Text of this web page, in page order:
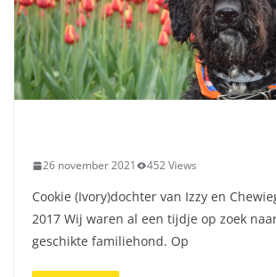
26 november 2021 452 Views
Cookie (Ivory)dochter van Izzy en
2017 Wij waren al een tijdje op zoek
geschikte familiehond. Op